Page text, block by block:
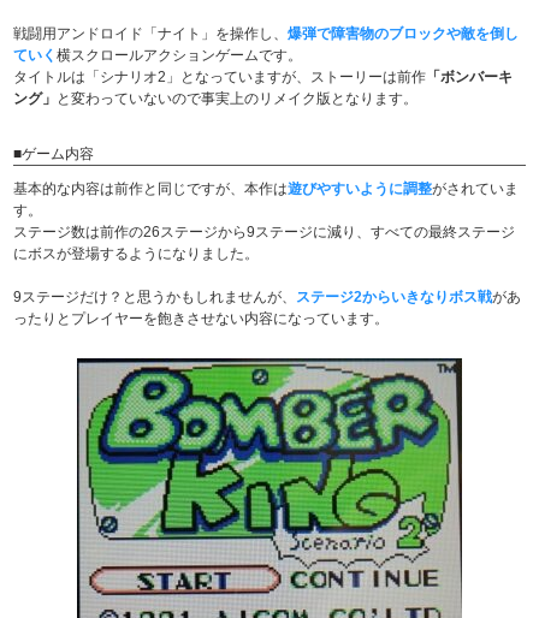
戦闘用アンドロイド「ナイト」を操作し、爆弾で障害物のブロックや敵を倒し
ていく横スクロールアクションゲームです。
タイトルは「シナリオ2」となっていますが、ストーリーは前作 「ボンバーキ
ング」 と変わっていないので事実上のリメイク版となります。
■ゲーム内容
基本的な内容は前作と同じですが、本作は遊びやすいように調整がされていま
す。
ステージ数は前作の26ステージから9ステージに減り、すべての最終ステージ
にボスが登場するようになりました。
9ステージだけ？と思うかもしれませんが、 ステージ2からいきなりボス戦があ
ったりとプレイヤーを飽きさせない内容になっています。